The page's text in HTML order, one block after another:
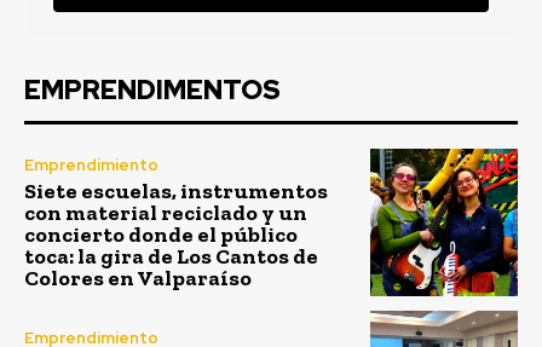
EMPRENDIMENTOS
Emprendimiento
Siete escuelas, instrumentos
con material reciclado y un
concierto donde el público
toca: la gira de Los Cantos de
Colores en Valparaíso
Emprendimiento